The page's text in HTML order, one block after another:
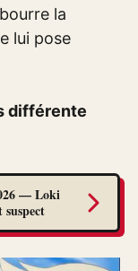
la
lui pose
différente
— Loki
suspect